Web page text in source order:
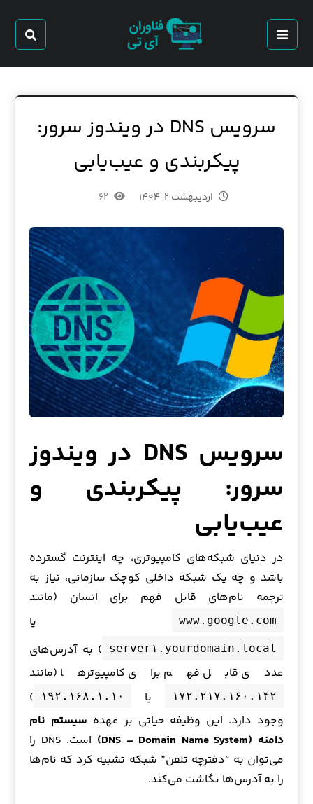
سرویس DNS در ویندوز سرور:
پیکربندی و عیب‌یابی
اردیبهشت ۲, ۱۴۰۴ ۶۲
سرویس DNS در ویندوز
سرور: پیکربندی و
عیب‌یابی
در دنیای شبکه‌های کامپیوتری، چه اینترنت گسترده
باشد و چه یک شبکه داخلی کوچک سازمانی، نیاز به
ترجمه نام‌های قابل فهم برای انسان (مانند
www.google.com یا
server۱.yourdomain.local
) به آدرس‌های
عددی قابل فهم برای کامپیوترها (مانند
۱۷۲.۲۱۷.۱۶۰.۱۴۲ یا ۱۹۲.۱۶۸.۱.۱۰
)
وجود دارد. این وظیفه حیاتی بر عهده سیستم نام
دامنه (DNS – Domain Name System)
است. DNS را
می‌توان به “دفترچه تلفن” شبکه تشبیه کرد که نام‌ها
را به آدرس‌ها نگاشت می‌کند.